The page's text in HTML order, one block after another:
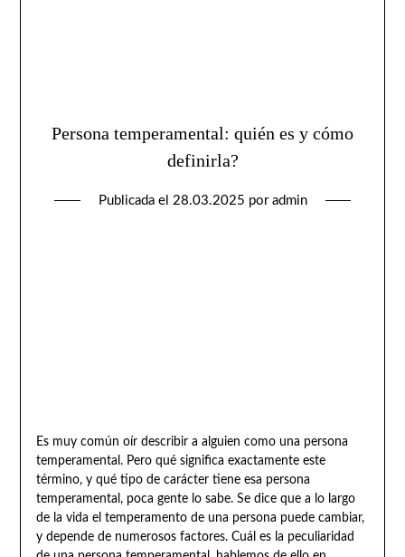
Persona temperamental: quién es y cómo
definirla?
Publicada el 28.03.2025 por admin
Es muy común oír describir a alguien como una persona
temperamental. Pero qué significa exactamente este
término, y qué tipo de carácter tiene esa persona
temperamental, poca gente lo sabe. Se dice que a lo largo
de la vida el temperamento de una persona puede cambiar,
y depende de numerosos factores. Cuál es la peculiaridad